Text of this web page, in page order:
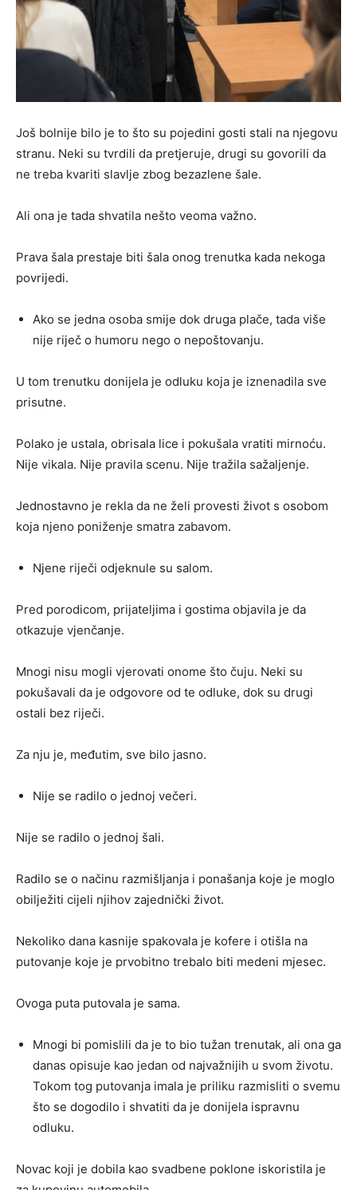
Još bolnije bilo je to što su pojedini gosti stali na njegovu
stranu. Neki su tvrdili da pretjeruje, drugi su govorili da
ne treba kvariti slavlje zbog bezazlene šale.
Ali ona je tada shvatila nešto veoma važno.
Prava šala prestaje biti šala onog trenutka kada nekoga
povrijedi.
Ako se jedna osoba smije dok druga plače, tada više
nije riječ o humoru nego o nepoštovanju.
U tom trenutku donijela je odluku koja je iznenadila sve
prisutne.
Polako je ustala, obrisala lice i pokušala vratiti mirnoću.
Nije vikala. Nije pravila scenu. Nije tražila sažaljenje.
Jednostavno je rekla da ne želi provesti život s osobom
koja njeno poniženje smatra zabavom.
Njene riječi odjeknule su salom.
Pred porodicom, prijateljima i gostima objavila je da
otkazuje vjenčanje.
Mnogi nisu mogli vjerovati onome što čuju. Neki su
pokušavali da je odgovore od te odluke, dok su drugi
ostali bez riječi.
Za nju je, međutim, sve bilo jasno.
Nije se radilo o jednoj večeri.
Nije se radilo o jednoj šali.
Radilo se o načinu razmišljanja i ponašanja koje je moglo
obilježiti cijeli njihov zajednički život.
Nekoliko dana kasnije spakovala je kofere i otišla na
putovanje koje je prvobitno trebalo biti medeni mjesec.
Ovoga puta putovala je sama.
Mnogi bi pomislili da je to bio tužan trenutak, ali ona ga
danas opisuje kao jedan od najvažnijih u svom životu.
Tokom tog putovanja imala je priliku razmisliti o svemu
što se dogodilo i shvatiti da je donijela ispravnu
odluku.
Novac koji je dobila kao svadbene poklone iskoristila je